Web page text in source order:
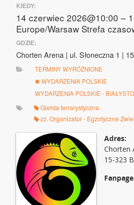
KIEDY:
14 czerwiec 2026@10:00 –
Europe/Warsaw Strefa
GDZIE:
Chorten Arena | ul. Słoneczna 1 |
TERMINY WYRÓŻNIONE
WYDARZENIA POLSKIE
WYDARZENIA POLSKIE -
Giełda terrarystyczna
zz. Organizator - Egzotyczne
Adres:
Chorten
15-323